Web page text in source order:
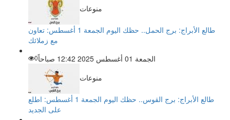
منوعات
طالع الأبراج: برج الحمل.. حظك اليوم الجمعة 1 أغسطس: تعاون
مع زملائك
الجمعة 01 أغسطس 2025 12:42 صباحاً
0
منوعات
طالع الأبراج: برج القوس.. حظك اليوم الجمعة 1 أغسطس: اطلع
على الجديد